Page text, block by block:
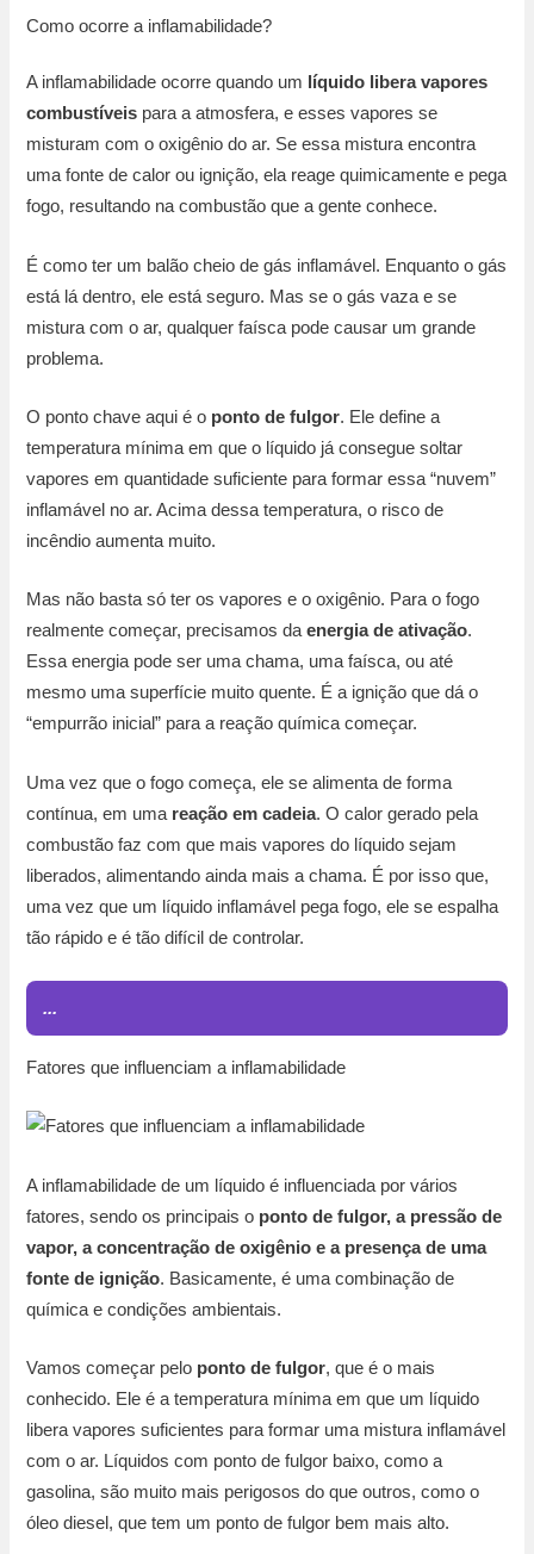
Como ocorre a inflamabilidade?
A inflamabilidade ocorre quando um
líquido libera vapores
combustíveis para a atmosfera, e esses vapores se
misturam com o oxigênio do ar. Se essa mistura encontra
uma fonte de calor ou ignição, ela reage quimicamente e pega
fogo, resultando na combustão que a gente conhece.
É como ter um balão cheio de gás inflamável. Enquanto o gás
está lá dentro, ele está seguro. Mas se o gás vaza e se
mistura com o ar, qualquer faísca pode causar um grande
problema.
O ponto chave aqui é o ponto de fulgor. Ele define a
temperatura mínima em que o líquido já consegue soltar
vapores em quantidade suficiente para formar essa “nuvem”
inflamável no ar. Acima dessa temperatura, o risco de
incêndio aumenta muito.
Mas não basta só ter os vapores e o oxigênio. Para o fogo
realmente começar, precisamos daenergia de ativação.
Essa energia pode ser uma chama, uma faísca, ou até
mesmo uma superfície muito quente. É a ignição que dá o
“empurrão inicial” para a reação química começar.
Uma vez que o fogo começa, ele se alimenta de forma
contínua, em uma reação em cadeia. O calor gerado pela
combustão faz com que mais vapores do líquido sejam
liberados, alimentando ainda mais a chama. É por isso que,
uma vez que um líquido inflamável pega fogo, ele se espalha
tão rápido e é tão difícil de controlar.
...
Fatores que influenciam a inflamabilidade
A inflamabilidade de um líquido é influenciada por vários
fatores, sendo os principais o ponto de fulgor, a pressão de
vapor, a concentração de oxigênio e a presença de uma
fonte de ignição. Basicamente, é uma combinação de
química e condições ambientais.
Vamos começar pelo ponto de fulgor, que é o mais
conhecido. Ele é a temperatura mínima em que um líquido
libera vapores suficientes para formar uma mistura inflamável
com o ar. Líquidos com ponto de fulgor baixo, como a
gasolina, são muito mais perigosos do que outros, como o
óleo diesel, que tem um ponto de fulgor bem mais alto.